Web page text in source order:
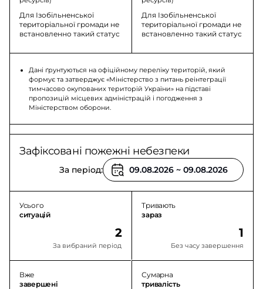
Для Ізобільненської
територіальної громади не
встановленно такий статус
Для Ізобільненської
територіальної громади не
встановленно такий статус
Дані ґрунтуються на офіційному переліку територій, який
формує та затверджує «Міністерство з питань реінтеграції
тимчасово окупованих територій України» на підставі
пропозицій місцевих адміністрацій і погодження з
Міністерством оборони.
Зафіксовані пожежні небезпеки
За період:
Усього
ситуацій
2
За вибраний період
Тривають
зараз
1
Без часу завершення
Вже
завершені
Сумарна
тривалість